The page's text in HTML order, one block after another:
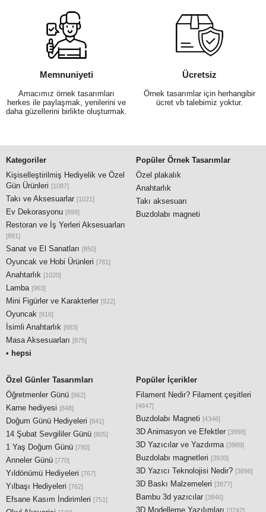
Memnuniyeti
Amacımız örnek tasarımları
herkes ile paylaşmak, yenilerini ve
daha güzellerini birlikte oluşturmak.
Ücretsiz
Örnek tasarımlar için herhangibir
ücret vb talebimiz yoktur.
Kategoriler
Kişiselleştirilmiş Hediyelik ve Özel
Gün Ürünleri [1087]
Takı ve Aksesuarlar [1021]
Ev Dekorasyonu [899]
Restoran ve İş Yerleri Aksesuarları
[881]
Sanat ve El Sanatları [850]
Oyuncak ve Hobi Ürünleri [781]
Anahtarlık [1020]
Lamba [963]
Mini Figürler ve Karakterler [922]
Oyuncak [916]
İsimli Anahtarlık [883]
Masa Aksesuarları [875]
• hepsi
Popüler Örnek Tasarımlar
Özel plakalık
Anahtarlık
Takı aksesuarı
Buzdolabı magneti
Özel Günler Tasarımları
Öğretmenler Günü [962]
Karne hediyesi [848]
Doğum Günü Hediyeleri [841]
14 Şubat Sevgililer Günü [805]
1 Yaş Doğum Günü [780]
Anneler Günü [770]
Yıldönümü Hediyeleri [767]
Yılbaşı Hediyeleri [762]
Efsane Kasım İndirimleri [751]
Popüler İçerikler
Filament Nedir? Filament çeşitleri
[4847]
Buzdolabı Magneti [4346]
3D Animasyon ve Efektler [3998]
3D Yazıcılar ve Yazdırma [3989]
Buzdolabı magnetleri [3930]
3D Yazıcı Teknolojisi Nedir? [3896]
3D Baskı Malzemeleri [3877]
Bambu 3d yazıcılar [3846]
3D Modelleme Yazılımları [3742]